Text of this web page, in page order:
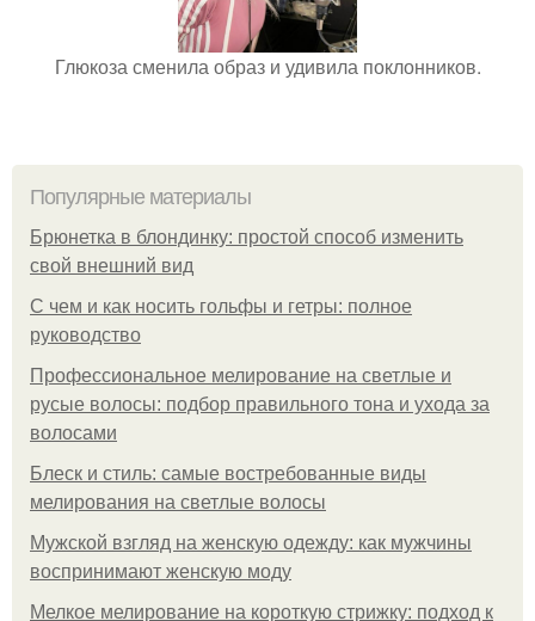
Глюкоза сменила образ и удивила поклонников.
Популярные материалы
Брюнетка в блондинку: простой способ изменить
свой внешний вид
С чем и как носить гольфы и гетры: полное
руководство
Профессиональное мелирование на светлые и
русые волосы: подбор правильного тона и ухода за
волосами
Блеск и стиль: самые востребованные виды
мелирования на светлые волосы
Мужской взгляд на женскую одежду: как мужчины
воспринимают женскую моду
Мелкое мелирование на короткую стрижку: подход к